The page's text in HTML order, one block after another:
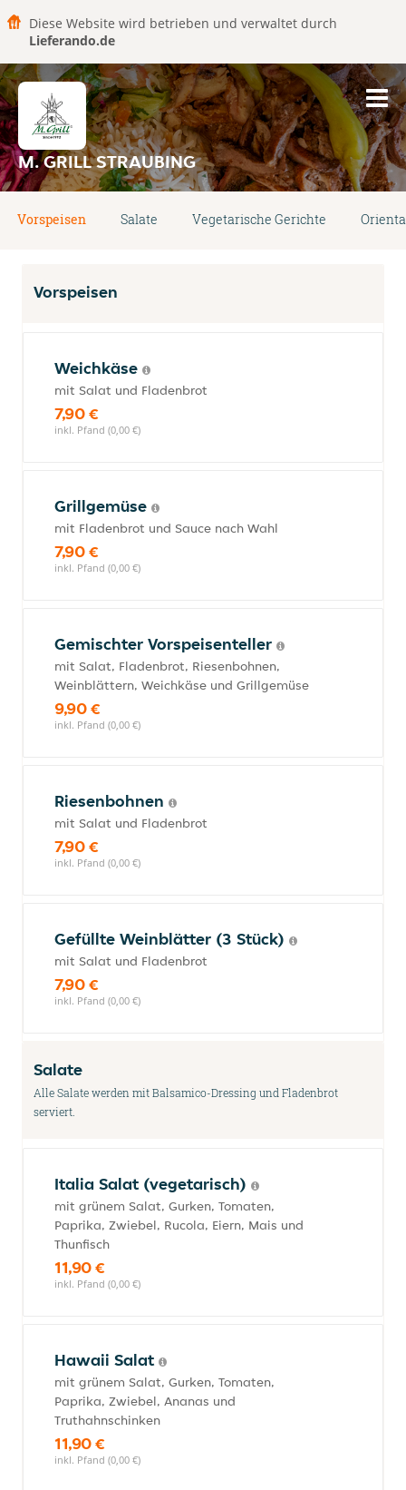
Diese Website wird betrieben und verwaltet durch
Lieferando.de
M. GRILL STRAUBING
Vorspeisen Salate Vegetarische Gerichte
Vorspeisen
Weichkäse
mit Salat und Fladenbrot
7,90 €
inkl. Pfand (0,00 €)
Grillgemüse
mit Fladenbrot und Sauce nach Wahl
7,90 €
inkl. Pfand (0,00 €)
Gemischter Vorspeisenteller
mit Salat, Fladenbrot, Riesenbohnen,
Weinblättern, Weichkäse und Grillgemüse
9,90 €
inkl. Pfand (0,00 €)
Riesenbohnen
mit Salat und Fladenbrot
7,90 €
inkl. Pfand (0,00 €)
Gefüllte Weinblätter (3 Stück)
mit Salat und Fladenbrot
7,90 €
inkl. Pfand (0,00 €)
Salate
Alle Salate werden mit Balsamico-Dressing und Fladenbrot
serviert.
Italia Salat (vegetarisch)
mit grünem Salat, Gurken, Tomaten,
Paprika, Zwiebel, Rucola, Eiern, Mais und
Thunfisch
11,90 €
inkl. Pfand (0,00 €)
Hawaii Salat
mit grünem Salat, Gurken, Tomaten,
Paprika, Zwiebel, Ananas und
Truthahnschinken
11,90 €
inkl. Pfand (0,00 €)